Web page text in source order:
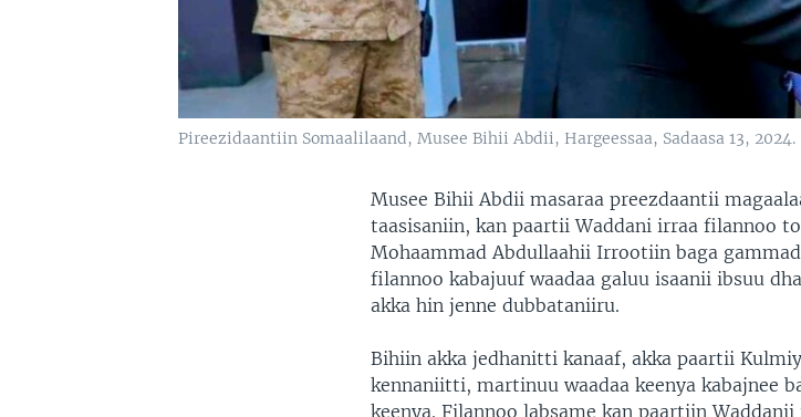
Pireezidaantiin Somaalilaand, Musee Bihii Abdii, Hargeessaa, Sadaasa 13, 2024.
Musee Bihii Abdii masaraa preezdaantii
taasisaniin, kan paartii Waddani irraa filannoo
Mohaammad Abdullaahii Irrootiin baga
filannoo kabajuuf waadaa galuu isaanii ibsuu
akka hin jenne dubbataniiru.
Bihiin akka jedhanitti kanaaf, akka paartii
kennaniitti, martinuu waadaa keenya kabajnee
keenya. Filannoo labsame kan paartiin